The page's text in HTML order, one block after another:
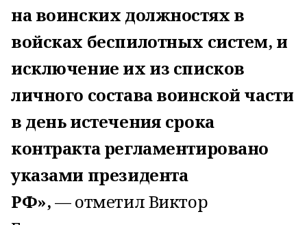
на воинских должностях в
войсках беспилотных систем, и
исключение их из списков
личного состава воинской части
в день истечения срока
контракта регламентировано
указами президента
РФ»,— отметил Виктор